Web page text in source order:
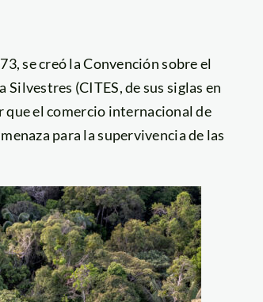
se creó la Convención sobre el
(CITES, de sus siglas en
el comercio internacional de
para la supervivencia de las